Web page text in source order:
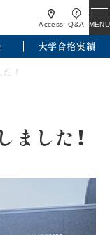
Access Q&A MENU
大学合格実績
！
した！